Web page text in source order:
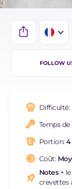
IT
ES
BR
NL
FOLLOW
Difficulté:
Temps
Portion:4
Coût:
Notes+ le
crevettes